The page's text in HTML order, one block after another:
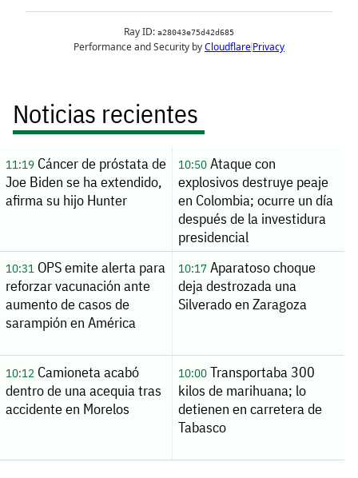
Noticias recientes
11:19Cáncer de próstata de
Joe Biden se ha extendido,
afirma su hijo Hunter
10:50Ataque con
explosivos destruye peaje
en Colombia; ocurre un día
después de la investidura
presidencial
10:31OPS emite alerta para
reforzar vacunación ante
aumento de casos de
sarampión en América
10:17Aparatoso choque
deja destrozada una
Silverado en Zaragoza
10:12Camioneta acabó
dentro de una acequia tras
accidente en Morelos
10:00Transportaba 300
kilos de marihuana; lo
detienen en carretera de
Tabasco